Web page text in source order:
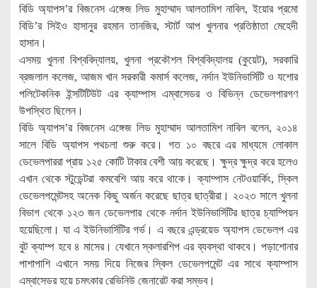
বিডি অ্যাপস’র বিজনেস এঙ্গেজ লিড মুহাম্মাদ আলতামিশ নাবিল, ইয়োর প্রমো
বিডি’র সিইও হাসানুর রহমান তানজির, স্টার্ট আপ খুলনার প্রতিষ্ঠাতা মেহেদী
হাসান।
এসময় খুলনা বিশ্ববিদ্যালয়, খুলনা প্রকৌশল বিশ্ববিদ্যালয় (কুয়েট), সরকারি
ব্রজলাল কলেজ, আজম খান সরকারী কমার্স কলেজ, নর্দান ইউনিভার্সিটি ও যশোর
পলিটেকনিক ইন্সটিটিউট এর ক্যাম্পাস এম্বাসেডর ও বিভিন্ন ডেভেলপারগণ
উপস্থিত ছিলেন।
বিডি অ্যাপস’র বিজনেস এঙ্গেজ লিড মুহাম্মাদ আলতামিশ নাবিল বলেন, ২০১৪
সালে বিডি অ্যাপস পথচলা শুরু করে। গত ১০ বছরে এর মাধ্যমে লোকাল
ডেভেলপাররা প্রায় ১২৫ কোটি টাকার বেশী আয় করেছে। ক্ষুদ্র ক্ষুদ্র করে হলেও
এখান থেকে স্টুডেন্টরা কমবেশি আয় করে থাকে। ক্যাম্পাস নেটওয়ার্কিং, স্কিল
ডেভেলপমেন্টসহ অনেক কিছু অর্জন করেছে ছাত্র ছাত্রীরা। ২০২৩ সালে খুলনা
বিভাগ থেকে ১২৩ জন ডেভেলপার থেকে নর্দান ইউনিভার্সিটির ছাত্র চ্যাম্পিয়ন
হয়েছিলো। যা এ ইউনিভার্সিটির গর্ভ। এ বছরে এন্ড্রয়েড অ্যাপস ডেভেলপ এর
বুট ক্যাম্প হবে ৪ মাসের। যেখানে স্কলারশিপ এর ব্যবস্থা থাকবে। পড়াশোনার
পাশাপাশি এখানে সময় দিয়ে নিজের স্কিল ডেভেলপমেন্ট এর সাথে ক্যাম্পাস
এম্বাসেডর হয়ে চমৎকার রেভিনিউ জেনারেট করা সম্ভব।